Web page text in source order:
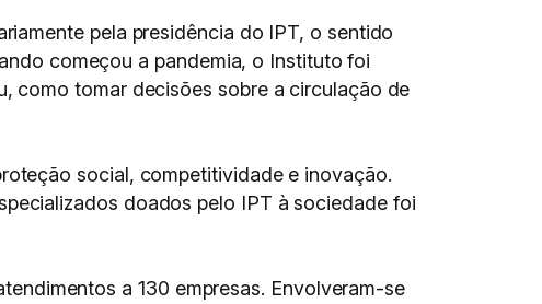
pela presidência do IPT, o sentido
começou a pandemia, o Instituto foi
como tomar decisões sobre a circulação de
social, competitividade e inovação.
doados pelo IPT à sociedade foi
a 130 empresas. Envolveram-se